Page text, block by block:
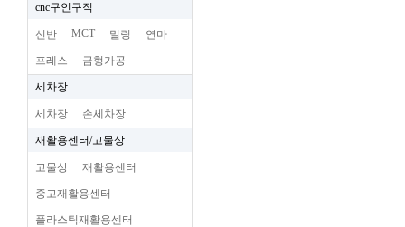
cnc구인구직
선반 MCT 밀링 연마
프레스 금형가공
세차장
세차장 손세차장
재활용센터/고물상
고물상 재활용센터
중고재활용센터
플라스틱재활용센터